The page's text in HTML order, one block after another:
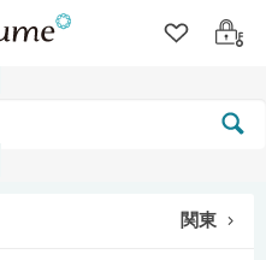
クリップ
ログ
関東